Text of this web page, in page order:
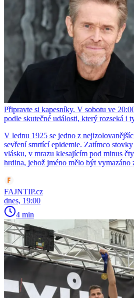
Připravte si kapesníky. V sobotu ve
podle skutečné události, který rozseká i
V lednu 1925 se jedno z
sevření smrtící epidemie. Zatímco
vlásku, v mrazu klesajícím pod minus
hrdina, jehož jméno mělo být vymazáno
FAJNTIP.cz
dnes, 19:00
4 min